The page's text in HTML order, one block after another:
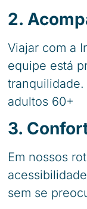
2.
Viajar com a
equipe está
adultos 60+
3.
Em nossos
sem se